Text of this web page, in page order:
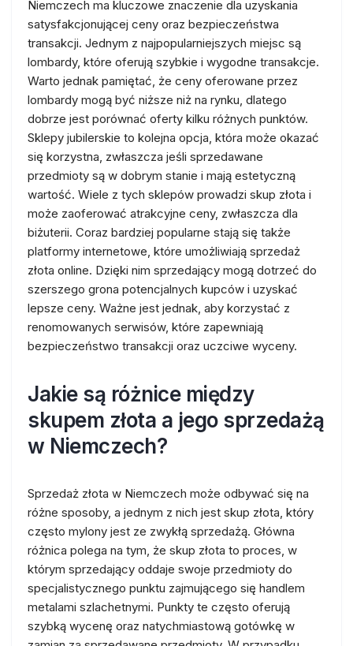
Niemczech ma kluczowe znaczenie dla uzyskania
satysfakcjonującej ceny oraz bezpieczeństwa
transakcji. Jednym z najpopularniejszych miejsc są
lombardy, które oferują szybkie i wygodne transakcje.
Warto jednak pamiętać, że ceny oferowane przez
lombardy mogą być niższe niż na rynku, dlatego
dobrze jest porównać oferty kilku różnych punktów.
Sklepy jubilerskie to kolejna opcja, która może okazać
się korzystna, zwłaszcza jeśli sprzedawane
przedmioty są w dobrym stanie i mają estetyczną
wartość. Wiele z tych sklepów prowadzi skup złota i
może zaoferować atrakcyjne ceny, zwłaszcza dla
biżuterii. Coraz bardziej popularne stają się także
platformy internetowe, które umożliwiają sprzedaż
złota online. Dzięki nim sprzedający mogą dotrzeć do
szerszego grona potencjalnych kupców i uzyskać
lepsze ceny. Ważne jest jednak, aby korzystać z
renomowanych serwisów, które zapewniają
bezpieczeństwo transakcji oraz uczciwe wyceny.
Jakie są różnice między
skupem złota a jego sprzedażą
w Niemczech?
Sprzedaż złota w Niemczech może odbywać się na
różne sposoby, a jednym z nich jest skup złota, który
często mylony jest ze zwykłą sprzedażą. Główna
różnica polega na tym, że skup złota to proces, w
którym sprzedający oddaje swoje przedmioty do
specjalistycznego punktu zajmującego się handlem
metalami szlachetnymi. Punkty te często oferują
szybką wycenę oraz natychmiastową gotówkę w